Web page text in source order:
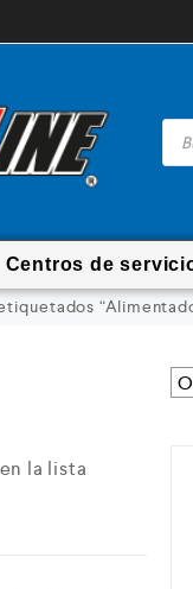
Centros de
la lista